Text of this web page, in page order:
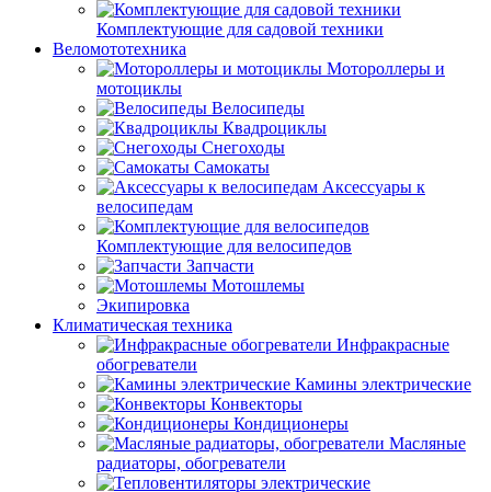
Комплектующие для садовой техники
Веломототехника
Мотороллеры и
мотоциклы
Велосипеды
Квадроциклы
Снегоходы
Самокаты
Аксессуары к
велосипедам
Комплектующие для велосипедов
Запчасти
Мотошлемы
Экипировка
Климатическая техника
Инфракрасные
обогреватели
Камины электрические
Конвекторы
Кондиционеры
Масляные
радиаторы, обогреватели